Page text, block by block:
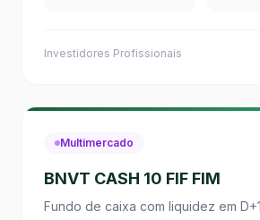
Investidores Profissionais
Multimercado
BNVT CASH 10 FIF FIM
Fundo de caixa com liquidez em